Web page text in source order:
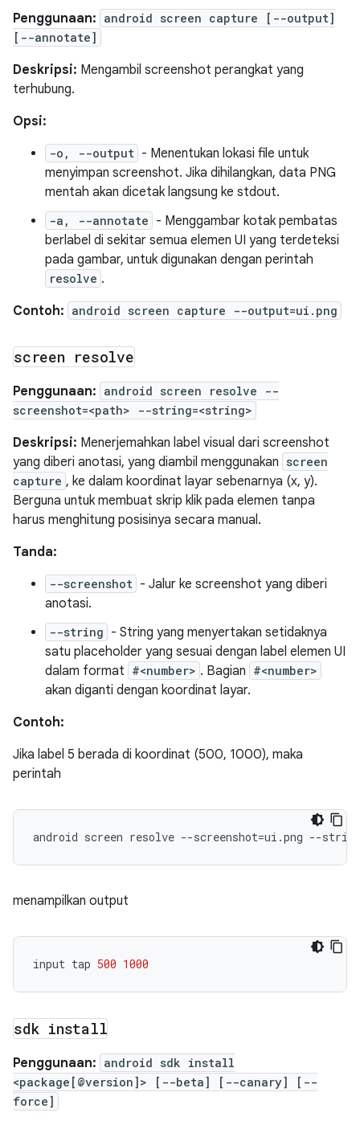
Penggunaan: android screen capture [--output]
[--annotate]
Deskripsi: Mengambil screenshot perangkat yang
terhubung.
Opsi:
-o, --output - Menentukan lokasi file untuk
menyimpan screenshot. Jika dihilangkan, data PNG
mentah akan dicetak langsung ke stdout.
-a, --annotate - Menggambar kotak pembatas
berlabel di sekitar semua elemen UI yang terdeteksi
pada gambar, untuk digunakan dengan perintah
resolve .
Contoh: android screen capture --output=ui.png
screen resolve
Penggunaan: android screen resolve --
screenshot=<path> --string=<string>
Deskripsi: Menerjemahkan label visual dari screenshot
yang diberi anotasi, yang diambil menggunakan screen
capture , ke dalam koordinat layar sebenarnya (x, y).
Berguna untuk membuat skrip klik pada elemen tanpa
harus menghitung posisinya secara manual.
Tanda:
--screenshot - Jalur ke screenshot yang diberi
anotasi.
--string - String yang menyertakan setidaknya
satu placeholder yang sesuai dengan label elemen UI
dalam format #<number> . Bagian #<number>
akan diganti dengan koordinat layar.
Contoh:
Jika label 5 berada di koordinat (500, 1000), maka
perintah
android screen resolve --screenshot=ui.png --string
menampilkan output
input tap 500 1000
sdk install
Penggunaan: android sdk install
<package[@version]> [--beta] [--canary] [--
force]